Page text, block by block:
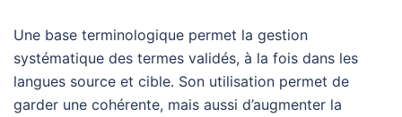
Une base terminologique permet la gestion
systématique des termes validés, à la fois dans les
langues source et cible. Son utilisation permet de
garder une cohérente, mais aussi d’augmenter la